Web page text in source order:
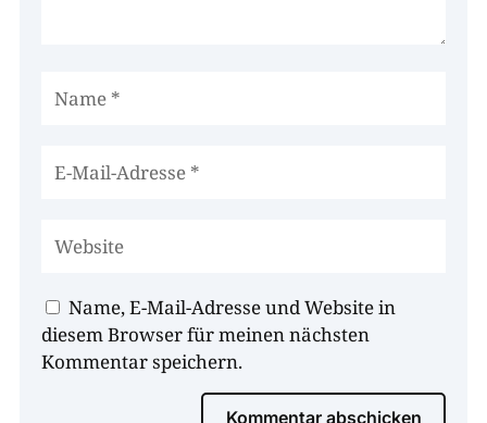
Name, E-Mail-Adresse und Website in
diesem Browser für meinen nächsten
Kommentar speichern.
Kommentar abschicken